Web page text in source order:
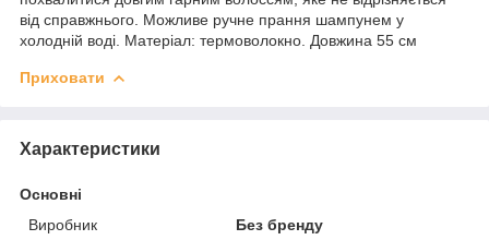
від справжнього. Можливе ручне прання шампунем у
холодній воді. Матеріал: термоволокно. Довжина 55 см
Приховати
Характеристики
Основні
Виробник
Без бренду